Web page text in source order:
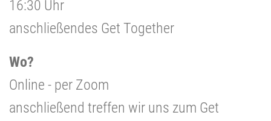
16:30 Uhr
anschließendes Get Together
Wo?
Online - per Zoom
anschließend treffen wir uns zum Get